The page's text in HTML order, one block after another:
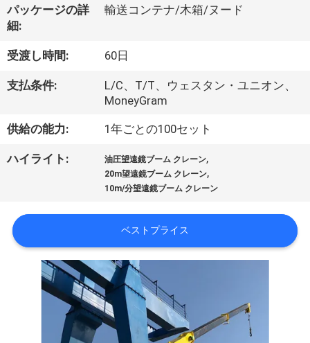
VR
シ
ョ
ー
わ
た
た
ち
パッケージの詳
細:
輸送コンテナ/木箱/ヌード
受渡し時間: 60日
支払条件:
L/C、T/T、ウェスタン・ユニオン、
MoneyGram
供給の能力: 1年ごとの100セット
ハイライト: 油圧望遠鏡ブーム クレーン,
20m望遠鏡ブーム クレーン,
10m/分望遠鏡ブーム クレーン
ベストプライス